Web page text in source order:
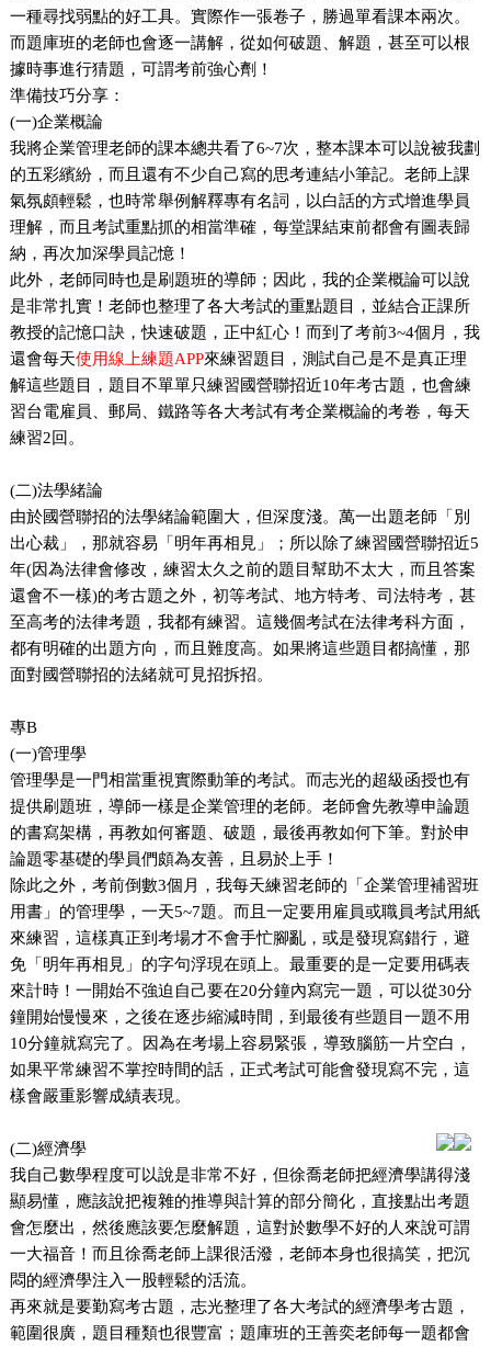
一種尋找弱點的好工具。實際作一張卷子，勝過單看課本兩次。
而題庫班的老師也會逐一講解，從如何破題、解題，甚至可以根
據時事進行猜題，可謂考前強心劑！
準備技巧分享：
(一)企業概論
我將企業管理老師的課本總共看了6~7次，整本課本可以說被我劃
的五彩繽紛，而且還有不少自己寫的思考連結小筆記。老師上課
氣氛頗輕鬆，也時常舉例解釋專有名詞，以白話的方式增進學員
理解，而且考試重點抓的相當準確，每堂課結束前都會有圖表歸
納，再次加深學員記憶！
此外，老師同時也是刷題班的導師；因此，我的企業概論可以說
是非常扎實！老師也整理了各大考試的重點題目，並結合正課所
教授的記憶口訣，快速破題，正中紅心！而到了考前3~4個月，我
還會每天使用線上練題APP來練習題目，測試自己是不是真正理
解這些題目，題目不單單只練習國營聯招近10年考古題，也會練
習台電雇員、郵局、鐵路等各大考試有考企業概論的考卷，每天
練習2回。
(二)法學緒論
由於國營聯招的法學緒論範圍大，但深度淺。萬一出題老師「別
出心裁」，那就容易「明年再相見」；所以除了練習國營聯招近5
年(因為法律會修改，練習太久之前的題目幫助不太大，而且答案
還會不一樣)的考古題之外，初等考試、地方特考、司法特考，甚
至高考的法律考題，我都有練習。這幾個考試在法律考科方面，
都有明確的出題方向，而且難度高。如果將這些題目都搞懂，那
面對國營聯招的法緒就可見招拆招。
專B
(一)管理學
管理學是一門相當重視實際動筆的考試。而志光的超級函授也有
提供刷題班，導師一樣是企業管理的老師。老師會先教導申論題
的書寫架構，再教如何審題、破題，最後再教如何下筆。對於申
論題零基礎的學員們頗為友善，且易於上手！
除此之外，考前倒數3個月，我每天練習老師的「 企業管理補習班
用書」的管理學，一天5~7題。而且一定要用雇員或職員考試用紙
來練習，這樣真正到考場才不會手忙腳亂，或是發現寫錯行，避
免「明年再相見」的字句浮現在頭上。最重要的是一定要用碼表
來計時！一開始不強迫自己要在20分鐘內寫完一題，可以從30分
鐘開始慢慢來，之後在逐步縮減時間，到最後有些題目一題不用
10分鐘就寫完了。因為在考場上容易緊張，導致腦筋一片空白，
如果平常練習不掌控時間的話，正式考試可能會發現寫不完，這
樣會嚴重影響成績表現。
(二)經濟學
我自己數學程度可以說是非常不好，但徐喬老師把經濟學講得淺
顯易懂，應該說把複雜的推導與計算的部分簡化，直接點出考題
會怎麼出，然後應該要怎麼解題，這對於數學不好的人來說可謂
一大福音！而且徐喬老師上課很活潑，老師本身也很搞笑，把沉
悶的經濟學注入一股輕鬆的活流。
再來就是要勤寫考古題，志光整理了各大考試的經濟學考古題，
範圍很廣，題目種類也很豐富；題庫班的王善奕老師每一題都會